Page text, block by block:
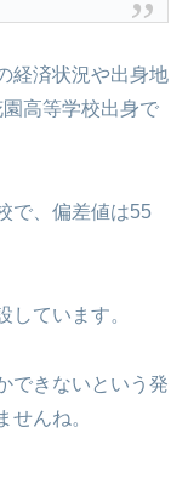
経済状況や出身地
高等学校出身で
で、偏差値は55
ています。
できないという発
せんね。